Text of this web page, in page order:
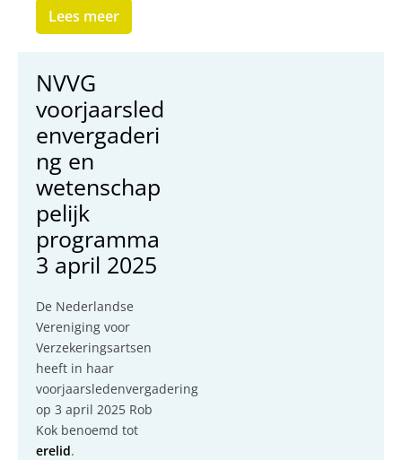
Lees meer
NVVG
voorjaarsled
envergaderi
ng en
wetenschap
pelijk
programma
3 april 2025
De Nederlandse
Vereniging voor
Verzekeringsartsen
heeft in haar
voorjaarsledenvergadering
op 3 april 2025 Rob
Kok benoemd tot
erelid.